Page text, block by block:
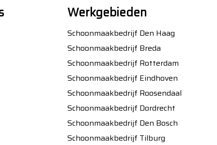
Werkgebieden
Schoonmaakbedrijf Den Haag
Schoonmaakbedrijf Breda
Schoonmaakbedrijf Rotterdam
Schoonmaakbedrijf Eindhoven
Schoonmaakbedrijf Roosendaal
Schoonmaakbedrijf Dordrecht
Schoonmaakbedrijf Den Bosch
Schoonmaakbedrijf Tilburg